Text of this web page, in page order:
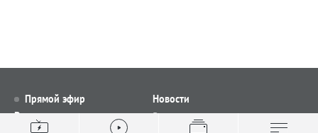
Прямой эфир
Видео
Новости
Все новости